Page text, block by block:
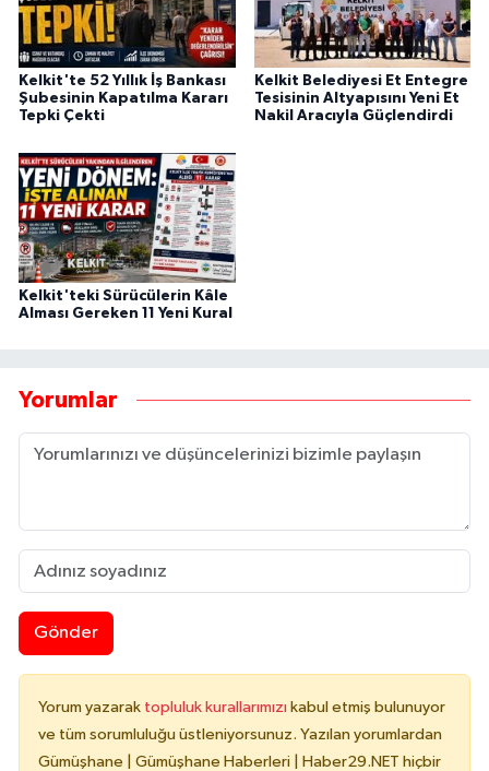
Kelkit'te 52 Yıllık İş Bankası
Şubesinin Kapatılma Kararı
Tepki Çekti
Kelkit Belediyesi Et Entegre
Tesisinin Altyapısını Yeni Et
Nakil Aracıyla Güçlendirdi
Kelkit'teki Sürücülerin Kâle
Alması Gereken 11 Yeni Kural
Yorumlar
Gönder
Yorum yazarak topluluk kurallarımızı kabul etmiş bulunuyor
ve tüm sorumluluğu üstleniyorsunuz. Yazılan yorumlardan
Gümüşhane | Gümüşhane Haberleri | Haber29.NET hiçbir